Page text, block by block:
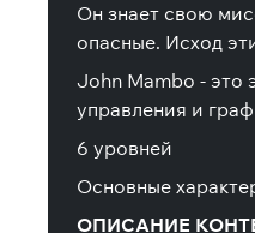
Он знает свою
опасные. Исход
John Mambo - это
управления и
6 уровней
Основные
ОПИСАНИЕ